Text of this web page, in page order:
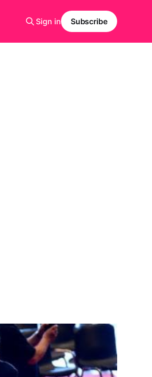
Sign in Subscribe